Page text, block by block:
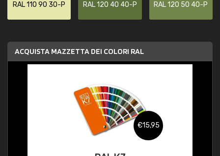
RAL 110 90 30-P RAL 120 40 40-P RAL 120 50 40-P
ACQUISTA MAZZETTA DEI COLORI RAL
€15,95